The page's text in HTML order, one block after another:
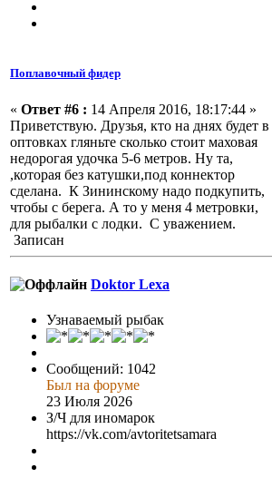
Поплавочный фидер
« Ответ #6 : 14 Апреля 2016, 18:17:44 »
Приветствую. Друзья, кто на днях будет в
оптовках гляньте сколько стоит маховая
недорогая удочка 5-6 метров. Ну та,
,которая без катушки,под коннектор
сделана. К Зининскому надо подкупить,
чтобы с берега. А то у меня 4 метровки,
для рыбалки с лодки. С уважением.
Записан
Doktor Lexa
Узнаваемый рыбак
Сообщений: 1042
Был на форуме
23 Июля 2026
З/Ч для иномарок
https://vk.com/avtoritetsamara